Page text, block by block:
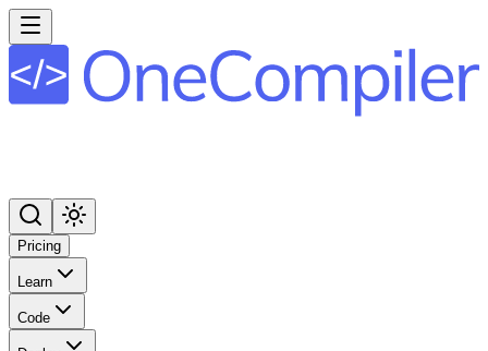
Pricing
Learn
Code